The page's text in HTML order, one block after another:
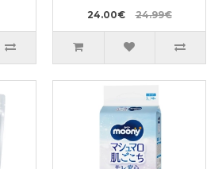
24.00€ 24.99€